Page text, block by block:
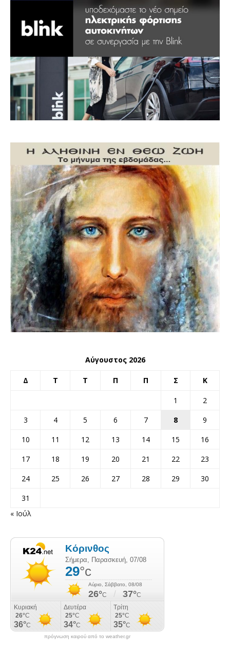
Αύγουστος 2026
Δ Τ Τ Π Π Σ Κ
1
2
3
4 5 6 7 8
9
10
11 12 13 14 15
16
17
18 19 20 21 22
23
24
25 26 27 28 29
30
31
« Ιούλ
πρόγνωση καιρού από το weather.gr